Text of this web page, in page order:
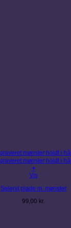
+
Vis
Selenit plade m. mønster
99,00 kr.